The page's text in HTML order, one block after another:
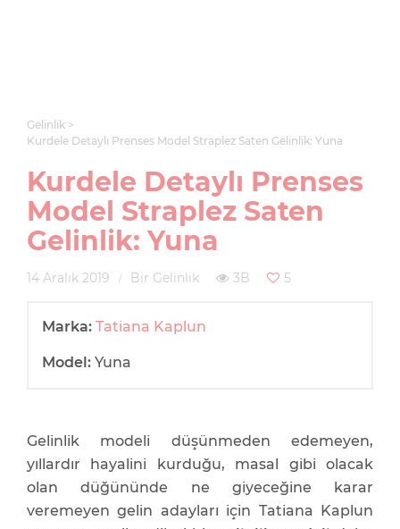
Gelinlik
Kurdele Detaylı Prenses Model Straplez Saten Gelinlik: Yuna
Kurdele Detaylı Prenses
Model Straplez Saten
Gelinlik: Yuna
14 Aralık 2019 Bir Gelinlik 3B 5
Marka: Tatiana Kaplun
Model: Yuna
Gelinlik modeli düşünmeden edemeyen,
yıllardır hayalini kurduğu, masal gibi olacak
olan düğününde ne giyeceğine karar
veremeyen gelin adayları için Tatiana Kaplun